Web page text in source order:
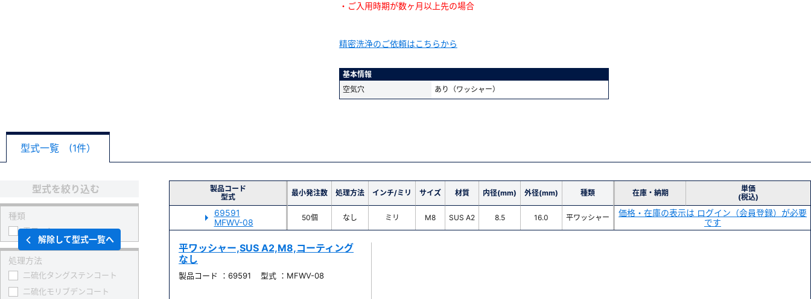
・ご入用時期が数ヶ月以上先の場合
精密洗浄のご依頼はこちらから
基本情報
空気穴
あり（ワッシャー）
型式一覧 (1件）
製品コード
型式
最小発注数 処理方法 インチ/ミリ サイズ 材質 内径(mm) 外径(mm) 種類 在庫・納期
単価
(税込)
69591
MFWV-08
50個 なし ミリ M8 SUS A2 8.5 16.0 平ワッシャー
価格・在庫の表示は ログイン（会員登録）が必要
です
平ワッシャー,SUS A2,M8,コーティング
なし
製品コード ：69591 型式 ：MFWV-08
型式を絞り込む
種類
平ワッシャー
処理方法
二硫化タングステンコート
二硫化モリブデンコート
解除して型式一覧へ